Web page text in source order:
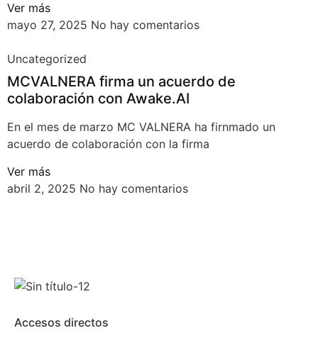
Ver más
mayo 27, 2025 No hay comentarios
Uncategorized
MCVALNERA firma un acuerdo de
colaboración con Awake.AI
En el mes de marzo MC VALNERA ha firnmado un
acuerdo de colaboración con la firma
Ver más
abril 2, 2025 No hay comentarios
Accesos directos